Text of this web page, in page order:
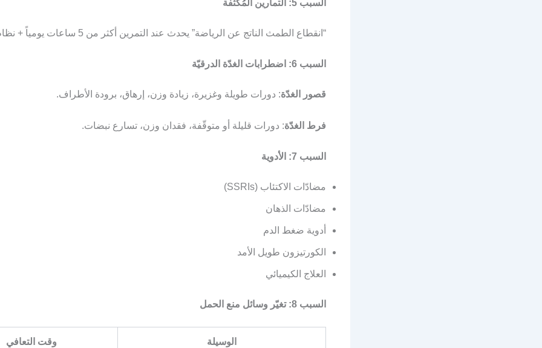
السبب 5: التمارين المُكثّفة
“انقطاع الطمث الناتج عن الرياضة” يحدث عند التمرين أكثر من 5 ساعات يومياً + نظام غذائي قاسٍ.
السبب 6: اضطرابات الغدّة الدرقيّة
قصور الغدّة: دورات طويلة وغزيرة، زيادة وزن، إرهاق، برودة الأطراف.
فرط الغدّة: دورات قليلة أو متوقّفة، فقدان وزن، تسارع نبضات.
السبب 7: الأدوية
مضادّات الاكتئاب (SSRIs)
مضادّات الذهان
أدوية ضغط الدم
الكورتيزون طويل الأمد
العلاج الكيميائي
السبب 8: تغيّر وسائل منع الحمل
الوسيلة وقت التعافي